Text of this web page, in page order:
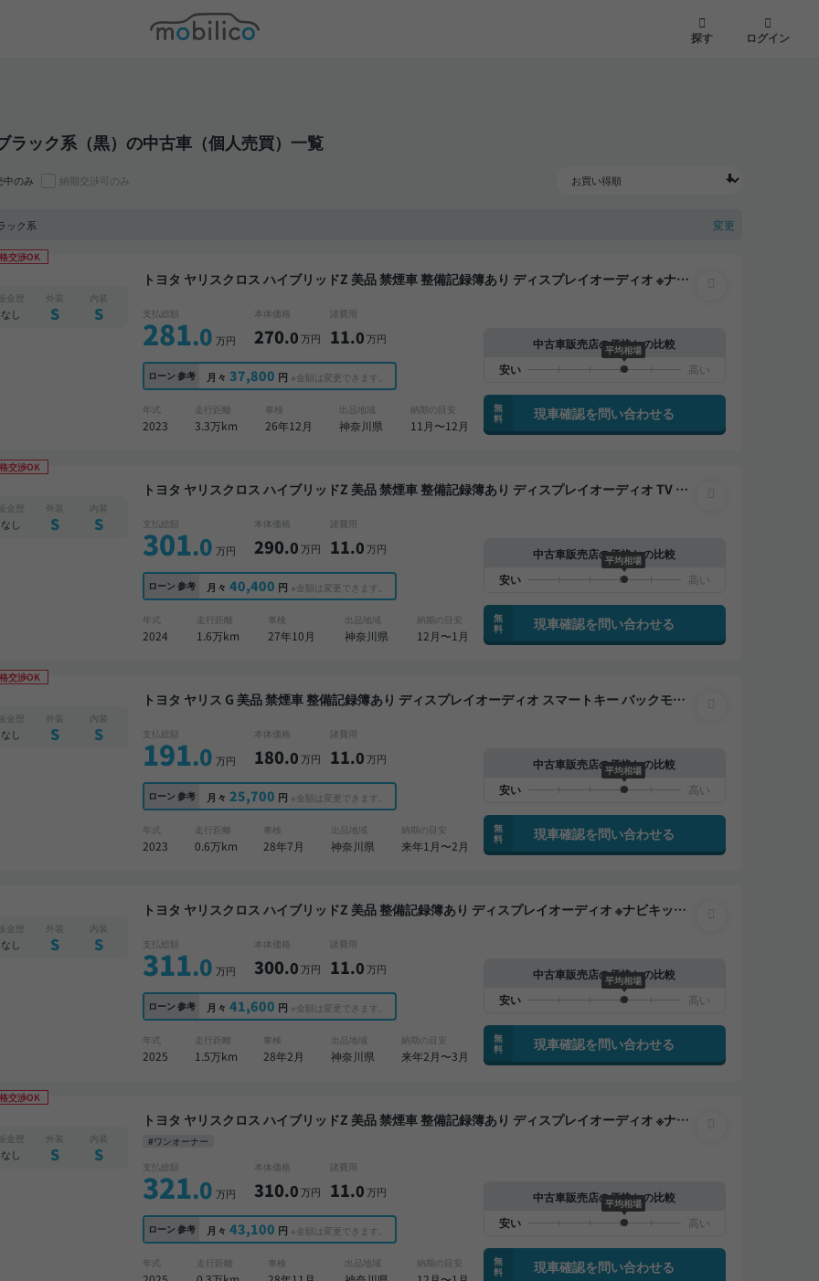
モビリコ
探す
ログイン
ラック系（黒）の中古車（個人売買）一覧
中のみ 納期交渉可のみ
ック系 変更
交渉OK
トヨタ ヤリスクロス ハイブリッドZ 美品 禁煙車 整備記録簿あり ディスプレイオーディオ ※ナビ
ダー 衝突軽減
金歴
なし
外装
S
内装
S 支払総額
281.0 万円
本体価格
270.0万円
諸費用
11.0万円
ローン参考 月々 37,800 円 ※金額は変更できます。
年式
2023
走行距離
3.3万km
車検
26年12月
出品地域
神奈川県
納期の目安
11月〜12月
中古車販売店の価格との比較
平均相場
無
料
現車確認を問い合わせる
交渉OK
トヨタ ヤリスクロス ハイブリッドZ 美品 禁煙車 整備記録簿あり ディスプレイオーディオ TV ブ
全方位カメラ 衝突軽減
金歴
なし
外装
S
内装
S 支払総額
301.0 万円
本体価格
290.0万円
諸費用
11.0万円
ローン参考 月々 40,400 円 ※金額は変更できます。
年式
2024
走行距離
1.6万km
車検
27年10月
出品地域
神奈川県
納期の目安
12月〜1月
中古車販売店の価格との比較
平均相場
無
料
現車確認を問い合わせる
交渉OK
トヨタ ヤリス G 美品 禁煙車 整備記録簿あり ディスプレイオーディオ スマートキー バックモニ
金歴
なし
外装
S
内装
S 支払総額
191.0 万円
本体価格
180.0万円
諸費用
11.0万円
ローン参考 月々 25,700 円 ※金額は変更できます。
年式
2023
走行距離
0.6万km
車検
28年7月
出品地域
神奈川県
納期の目安
来年1月〜2月
中古車販売店の価格との比較
平均相場
無
料
現車確認を問い合わせる
トヨタ ヤリスクロス ハイブリッドZ 美品 整備記録簿あり ディスプレイオーディオ ※ナビキット
カメラ 衝突軽減
金歴
なし
外装
S
内装
S 支払総額
311.0 万円
本体価格
300.0万円
諸費用
11.0万円
ローン参考 月々 41,600 円 ※金額は変更できます。
年式
2025
走行距離
1.5万km
車検
28年2月
出品地域
神奈川県
納期の目安
来年2月〜3月
中古車販売店の価格との比較
平均相場
無
料
現車確認を問い合わせる
交渉OK
トヨタ ヤリスクロス ハイブリッドZ 美品 禁煙車 整備記録簿あり ディスプレイオーディオ ※ナビ
キットあり TV ブラインドスポットモニター オートクルーズ スマートキー ETC バックモニター
全方位カメラ 衝突軽減
#ワンオーナー
金歴
なし
外装
S
内装
S
支払総額
321.0 万円
本体価格
310.0万円
諸費用
11.0万円
ローン参考 月々 43,100 円 ※金額は変更できます。
年式 走行距離 車検 出品地域 納期の目安
中古車販売店の価格との比較
平均相場
無
料
現車確認を問い合わせる